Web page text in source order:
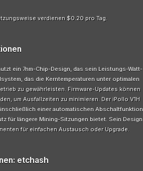
verdienen $0.20 pro Tag.
ein 7nm-Chip-Design, das sein Leistungs-Watt-
das die Kerntemperaturen unter optimalen
zu gewährleisten. Firmware-Updates können
um Ausfallzeiten zu minimieren. Der iPollo V1H
einer automatischen Abschaltfunktion
für längere Mining-Sitzungen bietet. Sein Design
für einfachen Austausch oder Upgrade.
etchash